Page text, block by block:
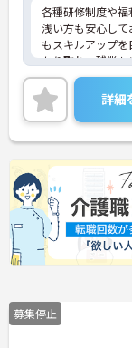
各種研修制度や
浅い方も安心し
もスキルアップ
かり取れ、残業
ながらのお仕事
接のポイントなど
お気軽にご相談く
詳細
募集停止